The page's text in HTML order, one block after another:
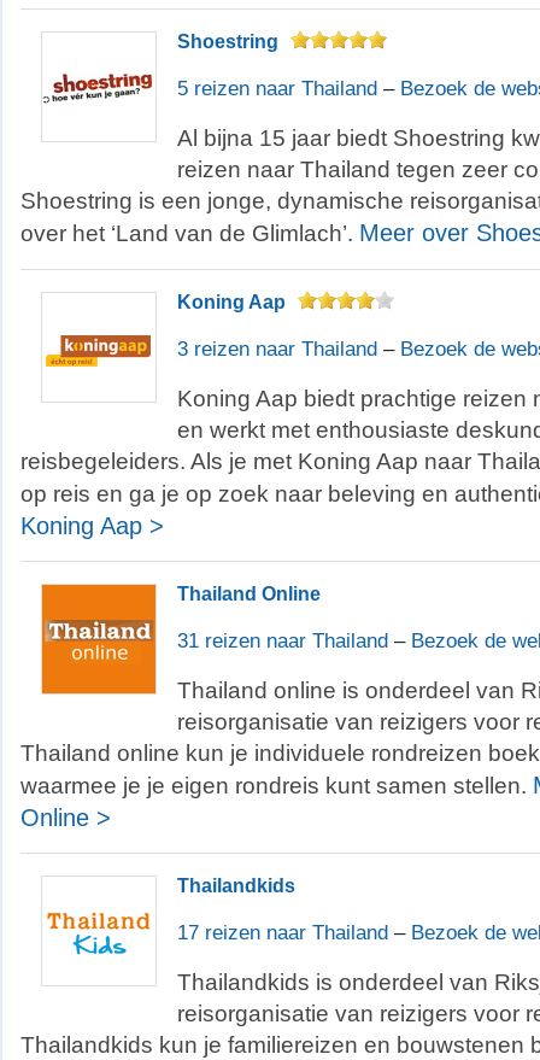
Shoestring
5 reizen naar Thailand – Bezoek de
Al bijna 15 jaar biedt Shoestring
reizen naar Thailand tegen zeer
Shoestring is een jonge, dynamische
over het ‘Land van de Glimlach’. Meer over
Koning Aap
3 reizen naar Thailand – Bezoek de
Koning Aap biedt prachtige reizen
en werkt met enthousiaste
reisbegeleiders. Als je met Koning Aap naar
op reis en ga je op zoek naar beleving en
Koning Aap >
Thailand Online
31 reizen naar Thailand – Bezoek de
Thailand online is onderdeel van
reisorganisatie van reizigers voor
Thailand online kun je individuele rondreizen
waarmee je je eigen rondreis kunt samen stellen.
Online >
Thailandkids
17 reizen naar Thailand – Bezoek de
Thailandkids is onderdeel van
reisorganisatie van reizigers voor
Thailandkids kun je familiereizen en bouwstenen